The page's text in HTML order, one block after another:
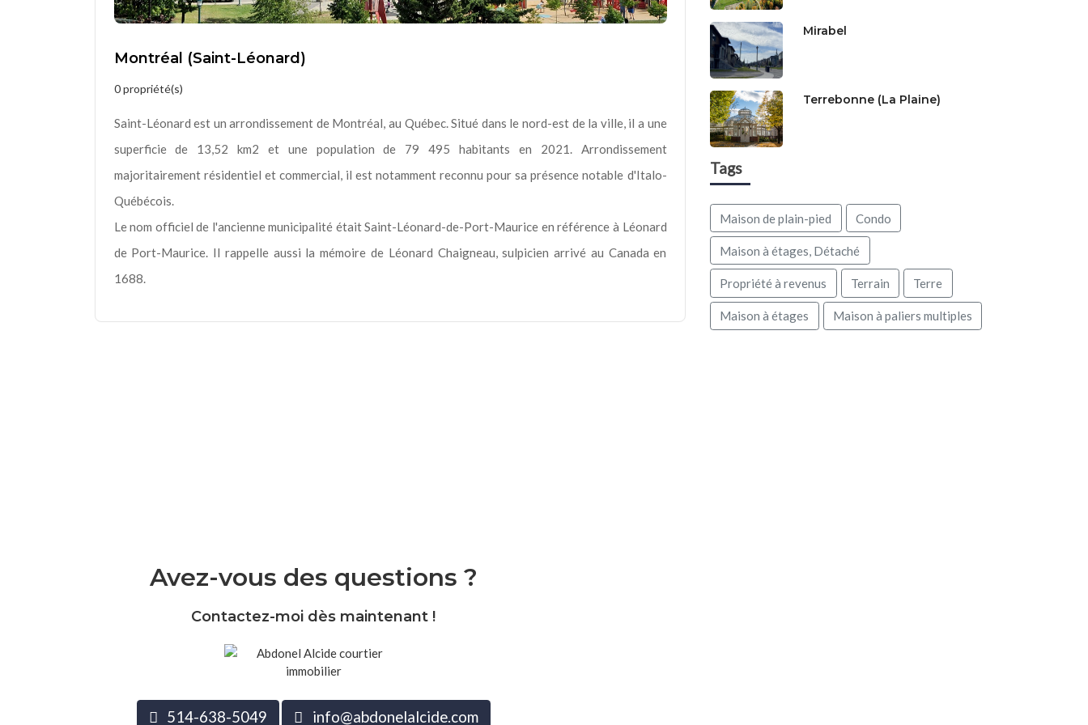
Montréal (Saint-Léonard)
0 propriété(s)
Saint-Léonard est un arrondissement de Montréal, au Québec. Situé dans le nord-est de la ville, il a une
superficie de 13,52 km2 et une population de 79 495 habitants en 2021. Arrondissement
majoritairement résidentiel et commercial, il est notamment reconnu pour sa présence notable d'Italo-
Québécois.
Le nom officiel de l'ancienne municipalité était Saint-Léonard-de-Port-Maurice en référence à Léonard
de Port-Maurice. Il rappelle aussi la mémoire de Léonard Chaigneau, sulpicien arrivé au Canada en
1688.
Mirabel
Terrebonne (La Plaine)
Tags
Maison de plain-pied Condo
Maison à étages, Détaché
Propriété à revenus Terrain Terre
Maison à étages Maison à paliers multiples
Avez-vous des questions ?
Contactez-moi dès maintenant !
514-638-5049 info@abdonelalcide.com